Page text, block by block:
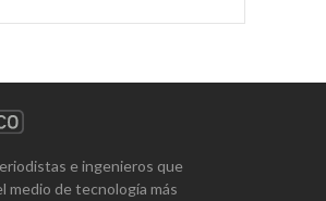
e ingenieros que
medio de tecnología más